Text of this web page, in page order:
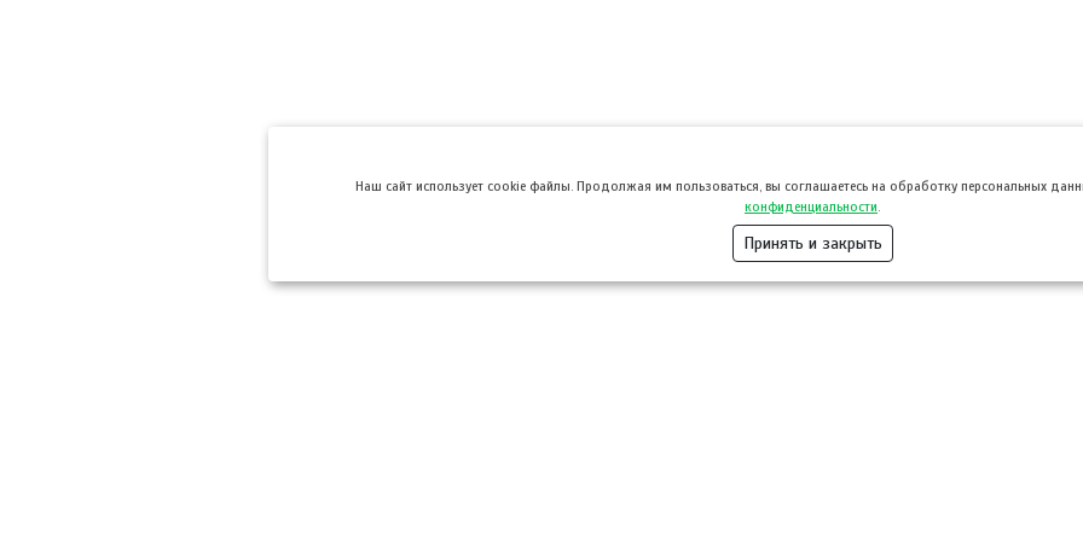
Hаш сайт использует cookie файлы. Продолжая им пользоваться, вы соглашаетесь на обработку персональных
конфиденциальности
Принять и закрыть